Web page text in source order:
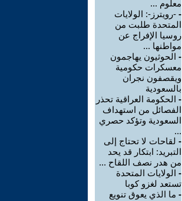
معلوم ...
- -رويترز-: الولايات
المتحدة طلبت من
روسيا الإفراج عن
مواطنها ...
- الحوثيون يهاجمون
معسكرات حكومية
ويقصفون نجران
بالسعودية
- الحكومة العراقية تحذر
الفصائل من استهداف
السعودية وتؤكد حصري
...
- لقاحات لا تحتاج إلى
التبريد: ابتكار قد يحد
من هدر نصف اللقاح ...
- الولايات المتحدة
تستعد لغزو كوبا
- ما الذي يعوق تنويع